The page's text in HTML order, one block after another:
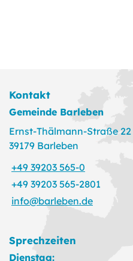
Kontakt
Gemeinde Barleben
Ernst-Thälmann-Straße 22
39179 Barleben
+49 39203 565-0
+49 39203 565-2801
info@barleben.de
Sprechzeiten
Dienstag: